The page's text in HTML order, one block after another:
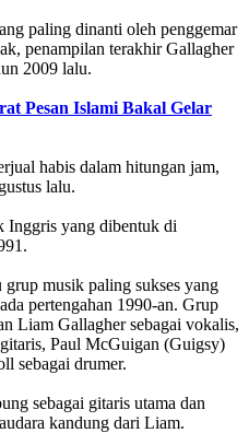
paling dinanti oleh penggemar
penampilan terakhir Gallagher
2009 lalu.
Pesan Islami Bakal Gelar
habis dalam hitungan jam,
lalu.
Inggris yang dibentuk di
grup musik paling sukses yang
pertengahan 1990-an. Grup
Liam Gallagher sebagai vokalis,
Paul McGuigan (Guigsy)
sebagai drumer.
sebagai gitaris utama dan
kandung dari Liam.